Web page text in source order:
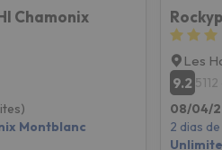
Chamonix
Montblanc
Les
9.2
08/04/
2 dias